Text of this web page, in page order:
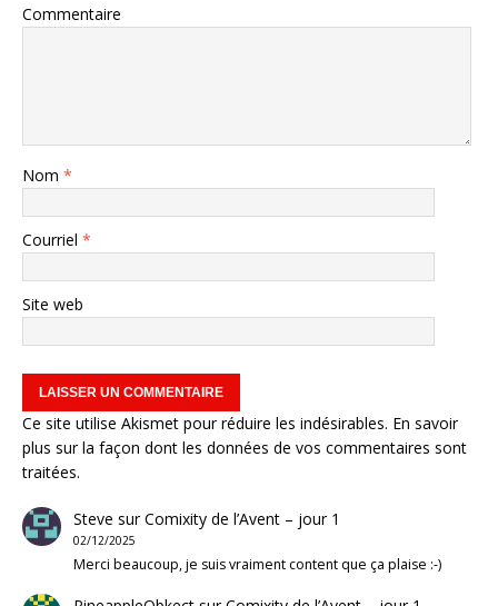
Commentaire
Nom *
Courriel *
Site web
Ce site utilise Akismet pour réduire les indésirables. En savoir
plus sur la façon dont les données de vos commentaires sont
traitées.
Steve surComixity de l’Avent – jour 1
02/12/2025
Merci beaucoup, je suis vraiment content que ça plaise :-)